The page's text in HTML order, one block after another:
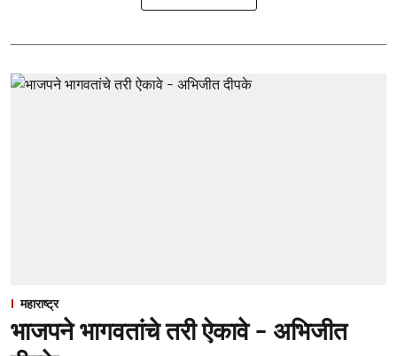
महाराष्ट्र
भाजपने भागवतांचे तरी ऐकावे - अभिजीत